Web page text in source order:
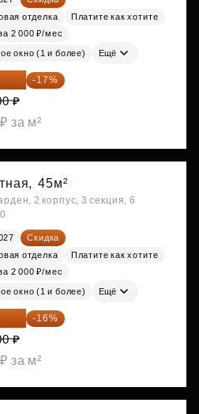
отделка
Платите как хотите
2 000 ₽/мес
окно (1 и более) Ещё
₽ -17%
₽
за м²
45м²
2 корпус, 3 секция, 6
Скидка
отделка
Платите как хотите
2 000 ₽/мес
окно (1 и более) Ещё
₽ -16%
₽
за м²